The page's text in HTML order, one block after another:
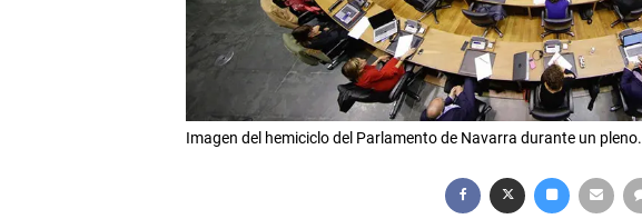
Imagen del hemiciclo del Parlamento de Navarra durante un pleno.